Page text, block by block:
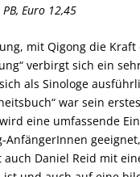
Euro 12,45
mit Qigong die
verbirgt sich ein
als Sinologe
war sein
eine umfassende
auch Daniel Reid mit